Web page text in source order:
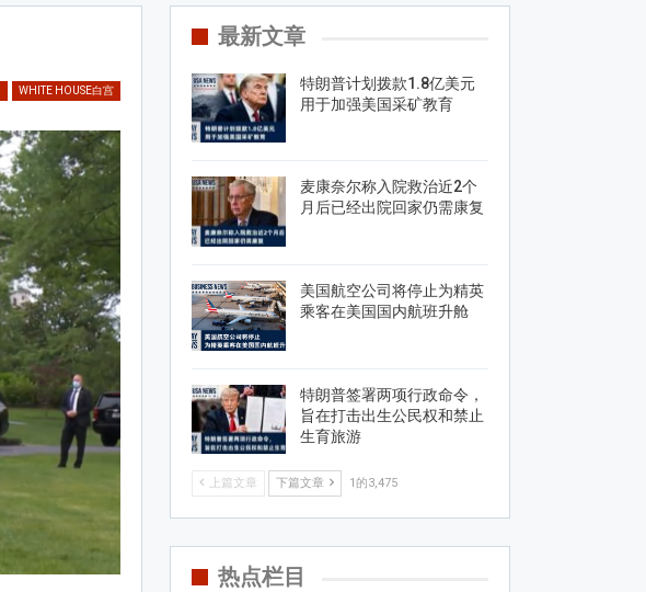
WHITE HOUSE白宫
最新文章
特朗普计划拨款1.8亿美元
用于加强美国采矿教育
麦康奈尔称入院救治近2个
月后已经出院回家仍需康复
美国航空公司将停止为精英
乘客在美国国内航班升舱
特朗普签署两项行政命令，
旨在打击出生公民权和禁止
生育旅游
上篇文章 下篇文章 1的3,475
热点栏目